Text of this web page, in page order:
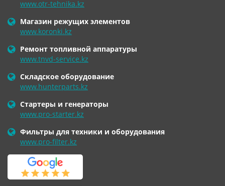
www.otr-tehnika.kz
Магазин режущих элементов
www.koronki.kz
Ремонт топливной аппаратуры
www.tnvd-service.kz
Складское оборудование
www.hunterparts.kz
Стартеры и генераторы
www.pro-starter.kz
Фильтры для техники и оборудования
www.pro-filter.kz